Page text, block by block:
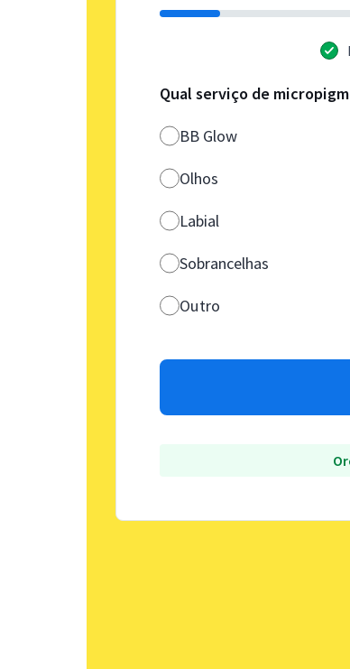
Qual serviço de
BB Glow
Olhos
Labial
Sobrancelhas
Outro